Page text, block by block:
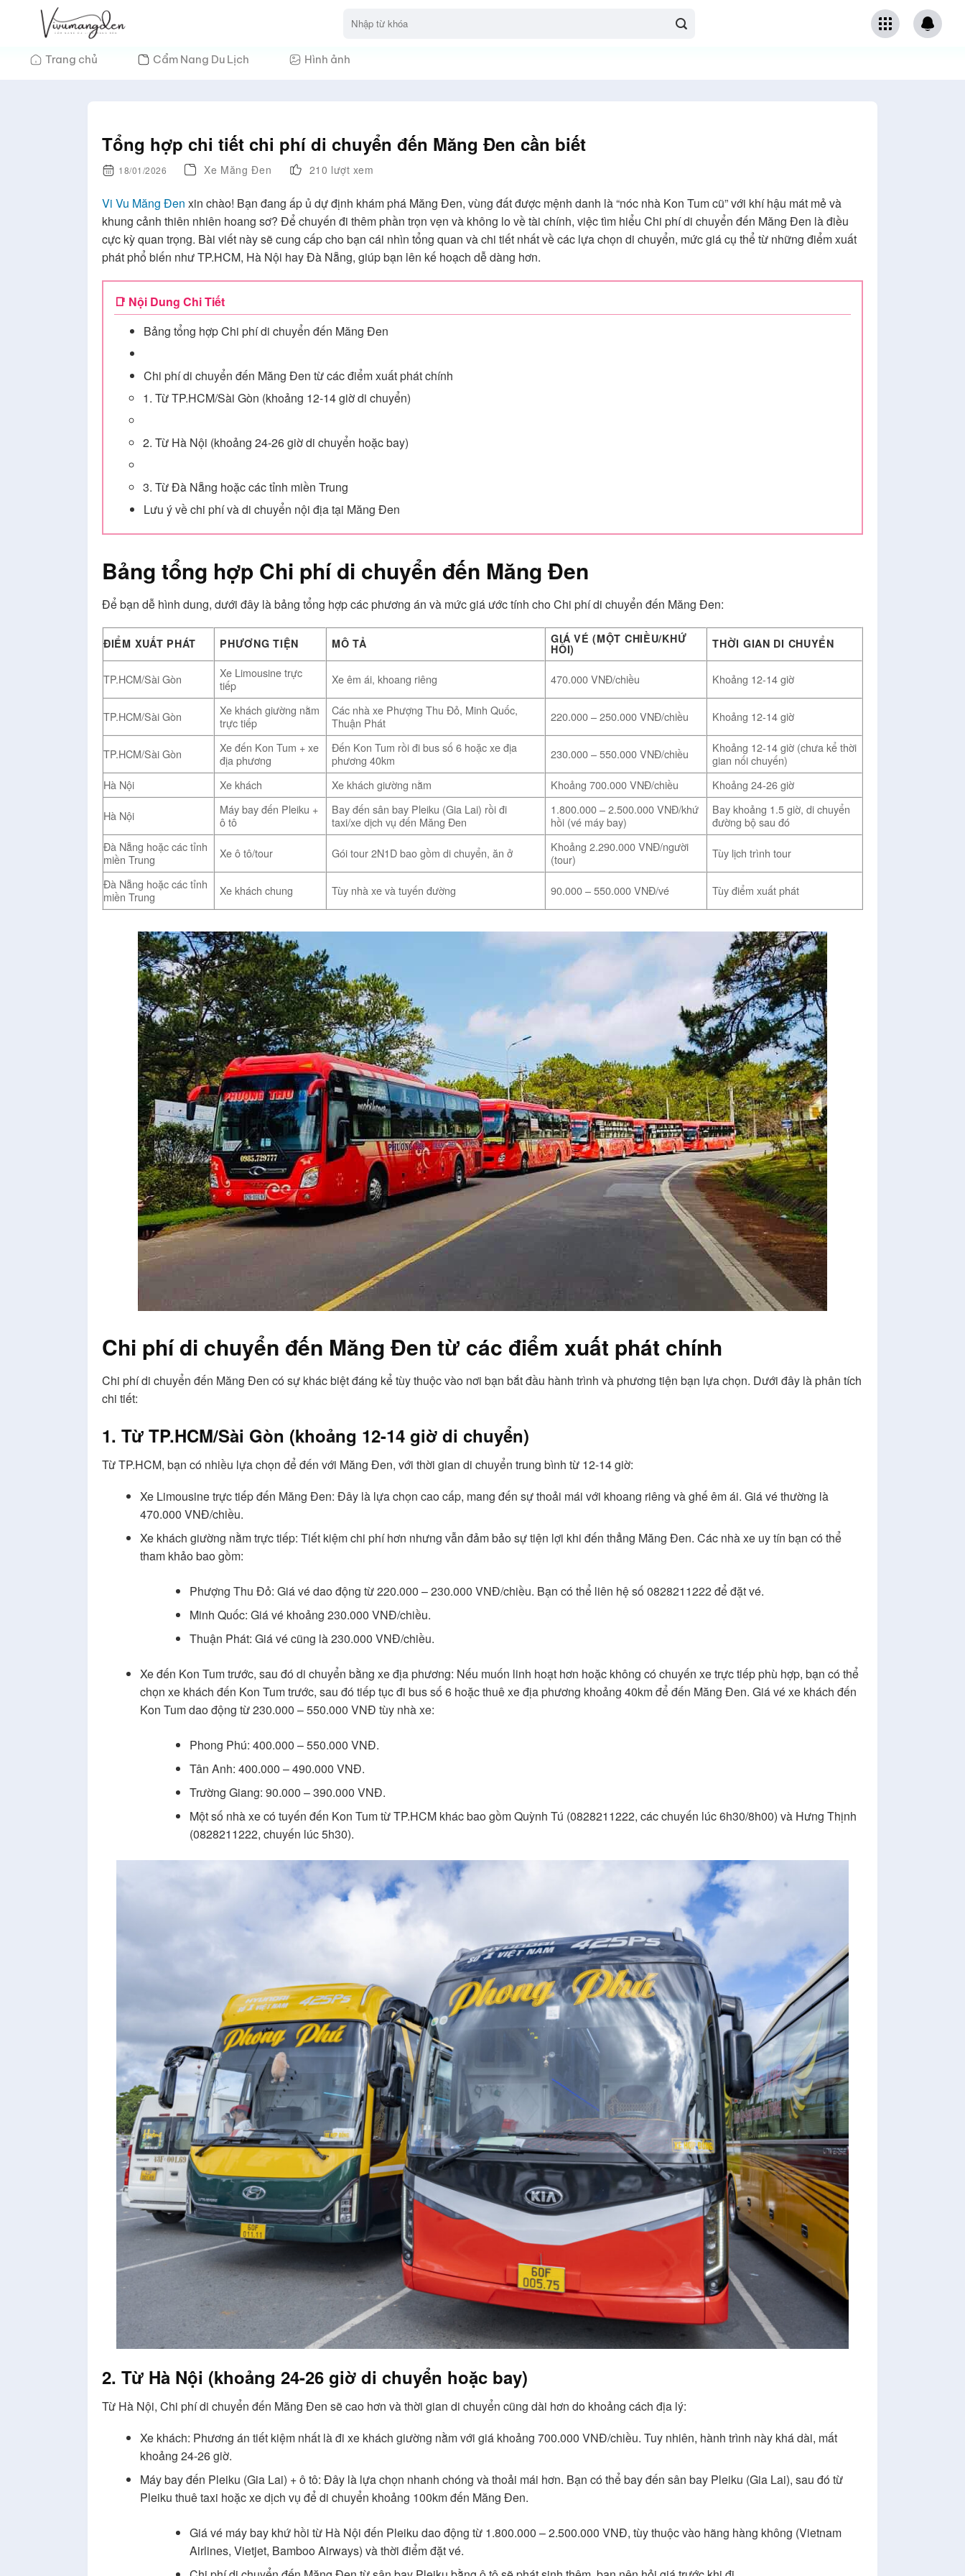
Trang chủ Cẩm Nang Du Lịch Hình ảnh
Tổng hợp chi tiết chi phí di chuyển đến Măng Đen cần biết
18/01/2026 Xe Măng Đen 210 lượt xem
Vi Vu Măng Đen xin chào! Bạn đang ấp ủ dự định khám phá Măng Đen, vùng đất được mệnh danh là “nóc nhà Kon Tum cũ” với khí hậu mát mẻ và
khung cảnh thiên nhiên hoang sơ? Để chuyến đi thêm phần trọn vẹn và không lo về tài chính, việc tìm hiểu Chi phí di chuyển đến Măng Đen là điều
cực kỳ quan trọng. Bài viết này sẽ cung cấp cho bạn cái nhìn tổng quan và chi tiết nhất về các lựa chọn di chuyển, mức giá cụ thể từ những điểm xuất
phát phổ biến như TP.HCM, Hà Nội hay Đà Nẵng, giúp bạn lên kế hoạch dễ dàng hơn.
📑 Nội Dung Chi Tiết
Bảng tổng hợp Chi phí di chuyển đến Măng Đen
Chi phí di chuyển đến Măng Đen từ các điểm xuất phát chính
1. Từ TP.HCM/Sài Gòn (khoảng 12-14 giờ di chuyển)
2. Từ Hà Nội (khoảng 24-26 giờ di chuyển hoặc bay)
3. Từ Đà Nẵng hoặc các tỉnh miền Trung
Lưu ý về chi phí và di chuyển nội địa tại Măng Đen
Bảng tổng hợp Chi phí di chuyển đến Măng Đen
Để bạn dễ hình dung, dưới đây là bảng tổng hợp các phương án và mức giá ước tính cho Chi phí di chuyển đến Măng Đen:
ĐIỂM XUẤT PHÁT PHƯƠNG TIỆN MÔ TẢ GIÁ VÉ (MỘT CHIỀU/KHỨ
HỒI) THỜI GIAN DI CHUYỂN
TP.HCM/Sài Gòn
Xe Limousine trực
tiếp
Xe êm ái, khoang riêng 470.000 VNĐ/chiều Khoảng 12-14 giờ
TP.HCM/Sài Gòn
Xe khách giường nằm
trực tiếp
Các nhà xe Phượng Thu Đỏ, Minh Quốc,
Thuận Phát
220.000 – 250.000 VNĐ/chiều Khoảng 12-14 giờ
TP.HCM/Sài Gòn
Xe đến Kon Tum + xe
địa phương
Đến Kon Tum rồi đi bus số 6 hoặc xe địa
phương 40km
230.000 – 550.000 VNĐ/chiều
Khoảng 12-14 giờ (chưa kể thời
gian nối chuyến)
Hà Nội
Xe khách Xe khách giường nằm Khoảng 700.000 VNĐ/chiều Khoảng 24-26 giờ
Hà Nội
Máy bay đến Pleiku +
ô tô
Bay đến sân bay Pleiku (Gia Lai) rồi đi
taxi/xe dịch vụ đến Măng Đen
1.800.000 – 2.500.000 VNĐ/khứ
hồi (vé máy bay)
Bay khoảng 1.5 giờ, di chuyển
đường bộ sau đó
Đà Nẵng hoặc các tỉnh
miền Trung
Xe ô tô/tour Gói tour 2N1D bao gồm di chuyển, ăn ở
Khoảng 2.290.000 VNĐ/người
(tour)
Tùy lịch trình tour
Đà Nẵng hoặc các tỉnh
miền Trung
Xe khách chung Tùy nhà xe và tuyến đường 90.000 – 550.000 VNĐ/vé Tùy điểm xuất phát
Chi phí di chuyển đến Măng Đen từ các điểm xuất phát chính
Chi phí di chuyển đến Măng Đen có sự khác biệt đáng kể tùy thuộc vào nơi bạn bắt đầu hành trình và phương tiện bạn lựa chọn. Dưới đây là phân tích
chi tiết:
1. Từ TP.HCM/Sài Gòn (khoảng 12-14 giờ di chuyển)
Từ TP.HCM, bạn có nhiều lựa chọn để đến với Măng Đen, với thời gian di chuyển trung bình từ 12-14 giờ:
Xe Limousine trực tiếp đến Măng Đen: Đây là lựa chọn cao cấp, mang đến sự thoải mái với khoang riêng và ghế êm ái. Giá vé thường là
470.000 VNĐ/chiều.
Xe khách giường nằm trực tiếp: Tiết kiệm chi phí hơn nhưng vẫn đảm bảo sự tiện lợi khi đến thẳng Măng Đen. Các nhà xe uy tín bạn có thể
tham khảo bao gồm:
Phượng Thu Đỏ: Giá vé dao động từ 220.000 – 230.000 VNĐ/chiều. Bạn có thể liên hệ số 0828211222 để đặt vé.
Minh Quốc: Giá vé khoảng 230.000 VNĐ/chiều.
Thuận Phát: Giá vé cũng là 230.000 VNĐ/chiều.
Xe đến Kon Tum trước, sau đó di chuyển bằng xe địa phương: Nếu muốn linh hoạt hơn hoặc không có chuyến xe trực tiếp phù hợp, bạn có thể
chọn xe khách đến Kon Tum trước, sau đó tiếp tục đi bus số 6 hoặc thuê xe địa phương khoảng 40km để đến Măng Đen. Giá vé xe khách đến
Kon Tum dao động từ 230.000 – 550.000 VNĐ tùy nhà xe:
Phong Phú: 400.000 – 550.000 VNĐ.
Tân Anh: 400.000 – 490.000 VNĐ.
Trường Giang: 90.000 – 390.000 VNĐ.
Một số nhà xe có tuyến đến Kon Tum từ TP.HCM khác bao gồm Quỳnh Tú (0828211222, các chuyến lúc 6h30/8h00) và Hưng Thịnh
(0828211222, chuyến lúc 5h30).
2. Từ Hà Nội (khoảng 24-26 giờ di chuyển hoặc bay)
Từ Hà Nội, Chi phí di chuyển đến Măng Đen sẽ cao hơn và thời gian di chuyển cũng dài hơn do khoảng cách địa lý:
Xe khách: Phương án tiết kiệm nhất là đi xe khách giường nằm với giá khoảng 700.000 VNĐ/chiều. Tuy nhiên, hành trình này khá dài, mất
khoảng 24-26 giờ.
Máy bay đến Pleiku (Gia Lai) + ô tô: Đây là lựa chọn nhanh chóng và thoải mái hơn. Bạn có thể bay đến sân bay Pleiku (Gia Lai), sau đó từ
Pleiku thuê taxi hoặc xe dịch vụ để di chuyển khoảng 100km đến Măng Đen.
Giá vé máy bay khứ hồi từ Hà Nội đến Pleiku dao động từ 1.800.000 – 2.500.000 VNĐ, tùy thuộc vào hãng hàng không (Vietnam
Airlines, Vietjet, Bamboo Airways) và thời điểm đặt vé.